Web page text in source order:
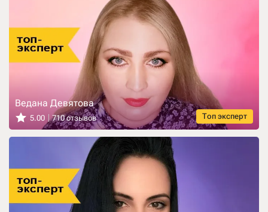
Топ эксперт
Ведана Девятова
5.00 710 отзывов